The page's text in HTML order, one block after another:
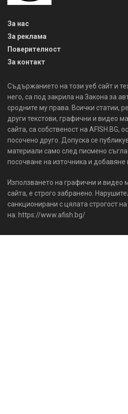
За нас
За реклама
Поверителност
За контакт
Съдържанието на този уеб сайт и
него, са под закрила на Закона за
сродните му права. Всички статии,
други текстови, графични и видео
сайта, са собственост на AFISH.BG,
посочено друго. Допуска се
материали само след писмено
посочване на източника и
Използването на графични и видео
сайта, е строго забранено.
санкционирани с цялата строгост
на: https://www.afish.bg/